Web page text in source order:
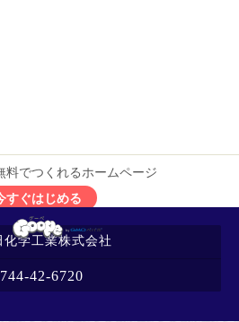
化学工業株式会社
42-6720
料でつくれるホームページ
すぐはじめる